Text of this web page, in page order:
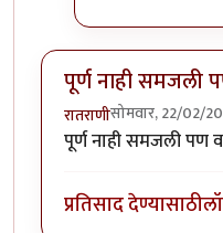
पूर्ण नाही समजली
रातराणीसोमवार, 22/02/
पूर्ण नाही समजली पण
प्रतिसाद देण्यासाठी